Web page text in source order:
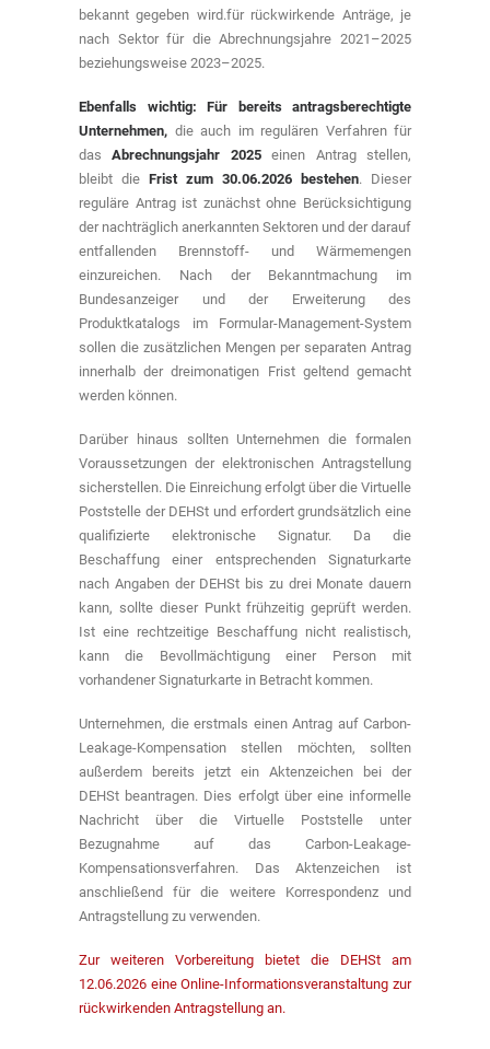
bekannt gegeben wird.für rückwirkende Anträge, je
nach Sektor für die Abrechnungsjahre 2021–2025
beziehungsweise 2023–2025.
Ebenfalls wichtig: Für bereits antragsberechtigte
Unternehmen, die auch im regulären Verfahren für
dasAbrechnungsjahr 2025einen Antrag stellen,
bleibt die Frist zum 30.06.2026 bestehen. Dieser
reguläre Antrag ist zunächst ohne Berücksichtigung
der nachträglich anerkannten Sektoren und der darauf
entfallenden Brennstoff- und Wärmemengen
einzureichen. Nach der Bekanntmachung im
Bundesanzeiger und der Erweiterung des
Produktkatalogs im Formular-Management-System
sollen die zusätzlichen Mengen per separaten Antrag
innerhalb der dreimonatigen Frist geltend gemacht
werden können.
Darüber hinaus sollten Unternehmen die formalen
Voraussetzungen der elektronischen Antragstellung
sicherstellen. Die Einreichung erfolgt über die Virtuelle
Poststelle der DEHSt und erfordert grundsätzlich eine
qualifizierte elektronische Signatur. Da die
Beschaffung einer entsprechenden Signaturkarte
nach Angaben der DEHSt bis zu drei Monate dauern
kann, sollte dieser Punkt frühzeitig geprüft werden.
Ist eine rechtzeitige Beschaffung nicht realistisch,
kann die Bevollmächtigung einer Person mit
vorhandener Signaturkarte in Betracht kommen.
Unternehmen, die erstmals einen Antrag auf Carbon-
Leakage-Kompensation stellen möchten, sollten
außerdem bereits jetzt ein Aktenzeichen bei der
DEHSt beantragen. Dies erfolgt über eine informelle
Nachricht über die Virtuelle Poststelle unter
Bezugnahme auf das Carbon-Leakage-
Kompensationsverfahren. Das Aktenzeichen ist
anschließend für die weitere Korrespondenz und
Antragstellung zu verwenden.
Zur weiteren Vorbereitung bietet die DEHSt am
12.06.2026 eine Online-Informationsveranstaltung zur
rückwirkenden Antragstellung an.